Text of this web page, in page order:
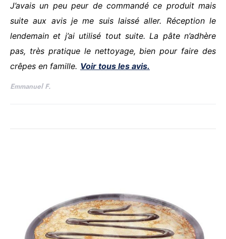
J’avais un peu peur de commandé ce produit mais
suite aux avis je me suis laissé aller. Réception le
lendemain et j’ai utilisé tout suite. La pâte n’adhère
pas, très pratique le nettoyage, bien pour faire des
crêpes en famille. Voir tous les avis.
Emmanuel F.